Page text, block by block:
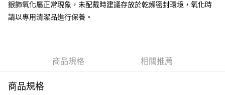
銀飾氧化屬正常現象，未配戴時建議存放於乾燥密封環境，氧化時
請以專用清潔品進行保養。
商品規格 相關推薦
商品規格